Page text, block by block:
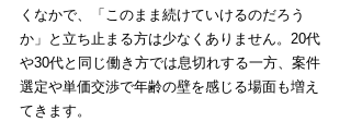
くなかで、「このまま続けていけるのだろう
か」と立ち止まる方は少なくありません。20代
や30代と同じ働き方では息切れする一方、案件
選定や単価交渉で年齢の壁を感じる場面も増え
てきます。